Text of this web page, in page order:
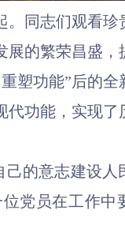
同志们观看珍
展的繁荣昌盛 ，
塑功能”后的全
代功能，实现了
己的意志建设人
党员在工作中